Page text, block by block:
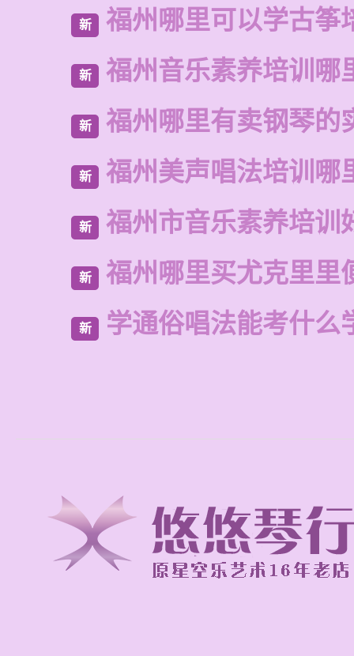
新 福州哪里可以学古筝
新 福州音乐素养培训哪
新 福州哪里有卖钢琴的
新 福州美声唱法培训哪
新 福州市音乐素养培训
新 福州哪里买尤克里里
新 学通俗唱法能考什么